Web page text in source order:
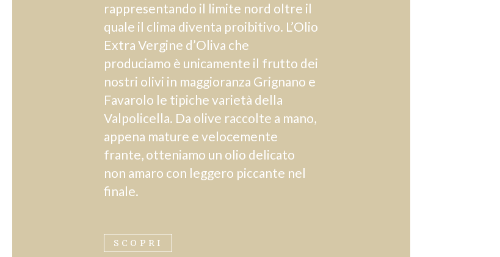
rappresentando il limite nord oltre il
quale il clima diventa proibitivo. L’Olio
Extra Vergine d’Oliva che
produciamo è unicamente il frutto dei
nostri olivi in maggioranza Grignano e
Favarolo le tipiche varietà della
Valpolicella. Da olive raccolte a mano,
appena mature e velocemente
frante, otteniamo un olio delicato
non amaro con leggero piccante nel
finale.
SCOPRI